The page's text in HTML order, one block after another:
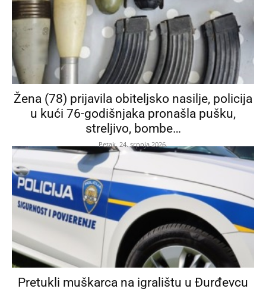
Žena (78) prijavila obiteljsko nasilje, policija
u kući 76-godišnjaka pronašla pušku,
streljivo, bombe…
Petak, 24. srpnja 2026.
Pretukli muškarca na igralištu u Đurđevcu